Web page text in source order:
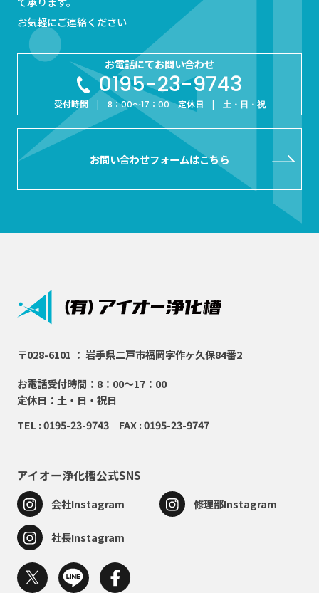
お気軽にご連絡ください
お電話にてお問い合わせ
0195-23-9743
受付時間 | 8：00～17：00定休日 | 土・日・祝
お問い合わせフォームはこちら
〒028-6101 ： 岩手県二戸市福岡字作ヶ久保84番2
お電話受付時間：8：00～17：00
定休日：土・日・祝日
TEL : 0195-23-9743 FAX : 0195-23-9747
アイオー浄化槽公式SNS
会社Instagram 修理部Instagram
社長Instagram